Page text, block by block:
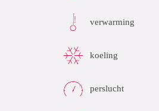
verwarming
koeling
perslucht